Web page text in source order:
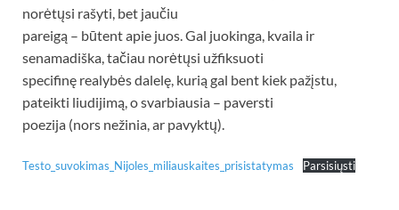
norėtųsi rašyti, bet jaučiu
pareigą – būtent apie juos. Gal juokinga, kvaila ir
senamadiška, tačiau norėtųsi užfiksuoti
specifinę realybės dalelę, kurią gal bent kiek pažįstu,
pateikti liudijimą, o svarbiausia – paversti
poezija (nors nežinia, ar pavyktų).
Testo_suvokimas_Nijoles_miliauskaites_prisistatymas Parsisiųsti